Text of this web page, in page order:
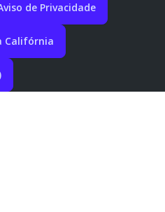
de Privacidade
Califórnia